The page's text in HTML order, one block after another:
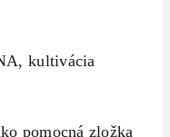
kultivácia
pomocná zložka